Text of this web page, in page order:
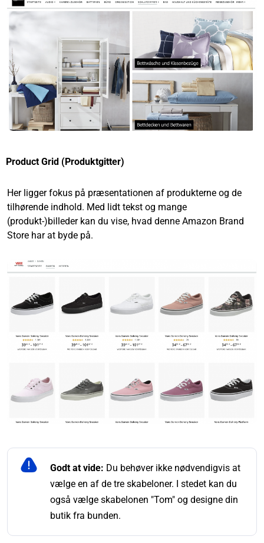
Product Grid (Produktgitter)
Her ligger fokus på præsentationen af produkterne og de
tilhørende indhold. Med lidt tekst og mange
(produkt-)billeder kan du vise, hvad denne Amazon Brand
Store har at byde på.
Godt at vide: Du behøver ikke nødvendigvis at
vælge en af de tre skabeloner. I stedet kan du
også vælge skabelonen "Tom" og designe din
butik fra bunden.